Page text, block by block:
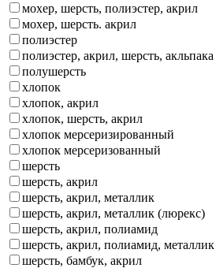
мохер, шерсть, полиэстер, акрил
мохер, шерсть. акрил
полиэстер
полиэстер, акрил, шерсть, акльпака
полушерсть
хлопок
хлопок, акрил
хлопок, шерсть, акрил
хлопок мерсеризированный
хлопок мерсеризованный
шерсть
шерсть, акрил
шерсть, акрил, металлик
шерсть, акрил, металлик (люрекс)
шерсть, акрил, полиамид
шерсть, акрил, полиамид, металлик
шерсть, бамбук, акрил